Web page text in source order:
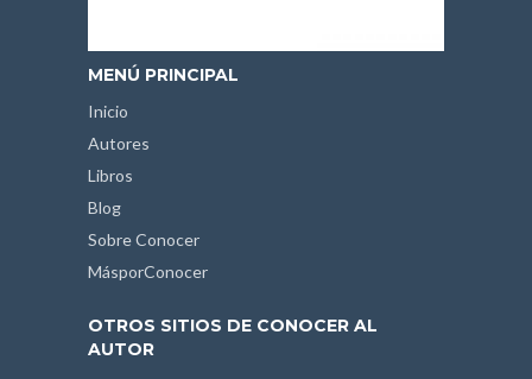
MENÚ PRINCIPAL
Inicio
Autores
Libros
Blog
Sobre Conocer
MásporConocer
OTROS SITIOS DE CONOCER AL
AUTOR